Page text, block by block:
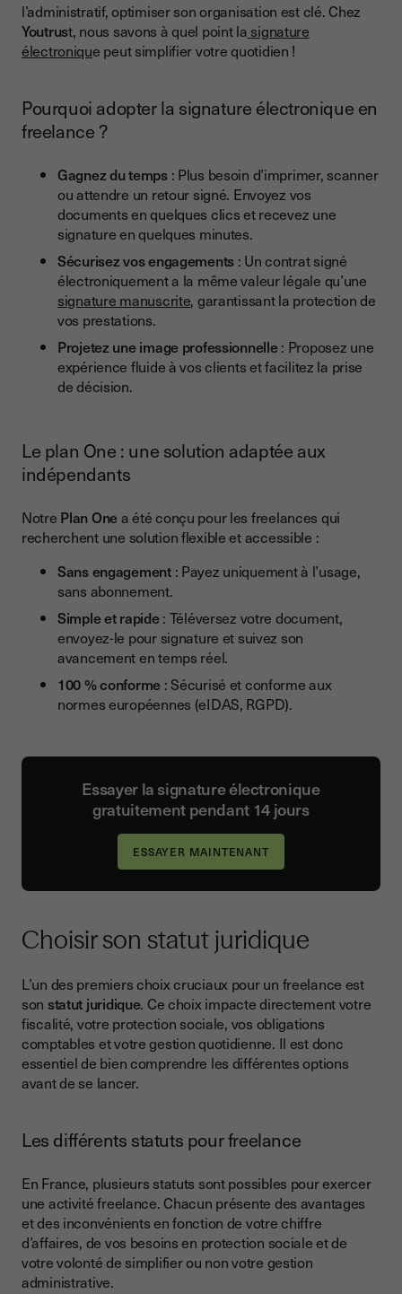
l’administratif, optimiser son organisation est clé. Chez
Youtrust, nous savons à quel point la signature
électronique peut simplifier votre quotidien !
Pourquoi adopter la signature électronique en
freelance ?
Gagnez du temps: Plus besoin d’imprimer, scanner
ou attendre un retour signé. Envoyez vos
documents en quelques clics et recevez une
signature en quelques minutes.
Sécurisez vos engagements : Un contrat signé
électroniquement a la même valeur légale qu’une
signature manuscrite, garantissant la protection de
vos prestations.
Projetez une image professionnelle: Proposez une
expérience fluide à vos clients et facilitez la prise
de décision.
Le plan One : une solution adaptée aux
indépendants
Notre Plan Onea été conçu pour les freelances qui
recherchent une solution flexible et accessible :
Sans engagement: Payez uniquement à l’usage,
sans abonnement.
Simple et rapide: Téléversez votre document,
envoyez-le pour signature et suivez son
avancement en temps réel.
100 % conforme : Sécurisé et conforme aux
normes européennes (eIDAS, RGPD).
Essayer la signature électronique
gratuitement pendant 14 jours
Choisir son statut juridique
L’un des premiers choix cruciaux pour un freelance est
son statut juridique. Ce choix impacte directement votre
fiscalité, votre protection sociale, vos obligations
comptables et votre gestion quotidienne. Il est donc
essentiel de bien comprendre les différentes options
avant de se lancer.
Les différents statuts pour freelance
En France, plusieurs statuts sont possibles pour exercer
une activité freelance. Chacun présente des avantages
et des inconvénients en fonction de votre chiffre
d’affaires, de vos besoins en protection sociale et de
votre volonté de simplifier ou non votre gestion
administrative.